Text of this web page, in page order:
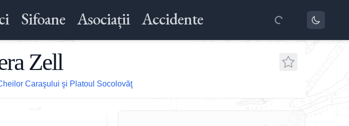
Sifoane Asociații Accidente
Zell
Caraşului şi Platoul Socolovăţ